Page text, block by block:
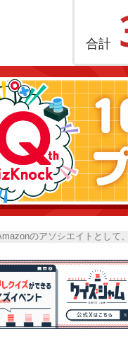
合計
のアソシエイトとして